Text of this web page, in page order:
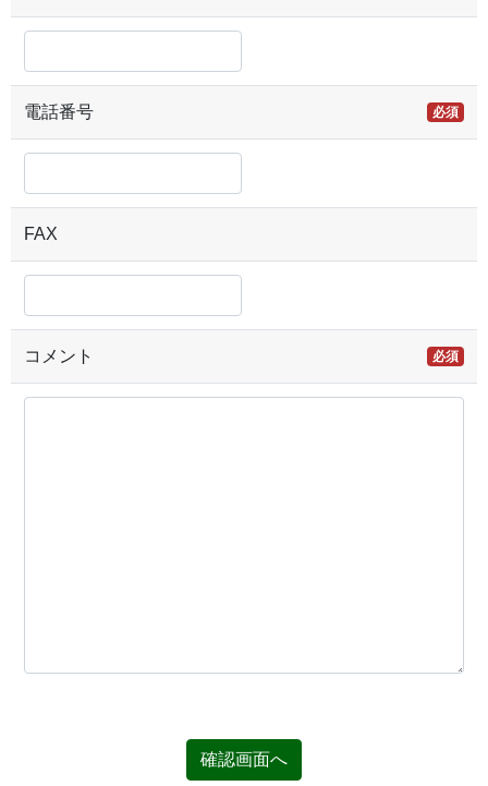
電話番号 必須
FAX
コメント 必須
確認画面へ